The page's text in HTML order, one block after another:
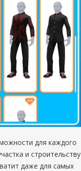
для каждого
и строительству
даже для самых